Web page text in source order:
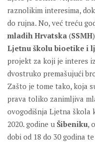
raznolikim interesima,
do rujna. No, već treću
mladih Hrvatska (SSMH
Ljetnu školu bioetike i
projekt za koji je interes
dvostruko premašujući
Zašto je tome tako, koja
prava toliko zanimljiva
ovogodišnja Ljetna škola
2020. godine u Šibeniku,
dobi od 18 do 30 godina